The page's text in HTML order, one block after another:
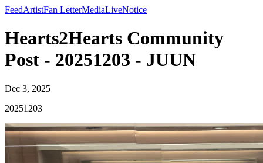
FeedArtistFan LetterMediaLiveNotice
Hearts2Hearts Community
Post - 20251203 - JUUN
Dec 3, 2025
20251203